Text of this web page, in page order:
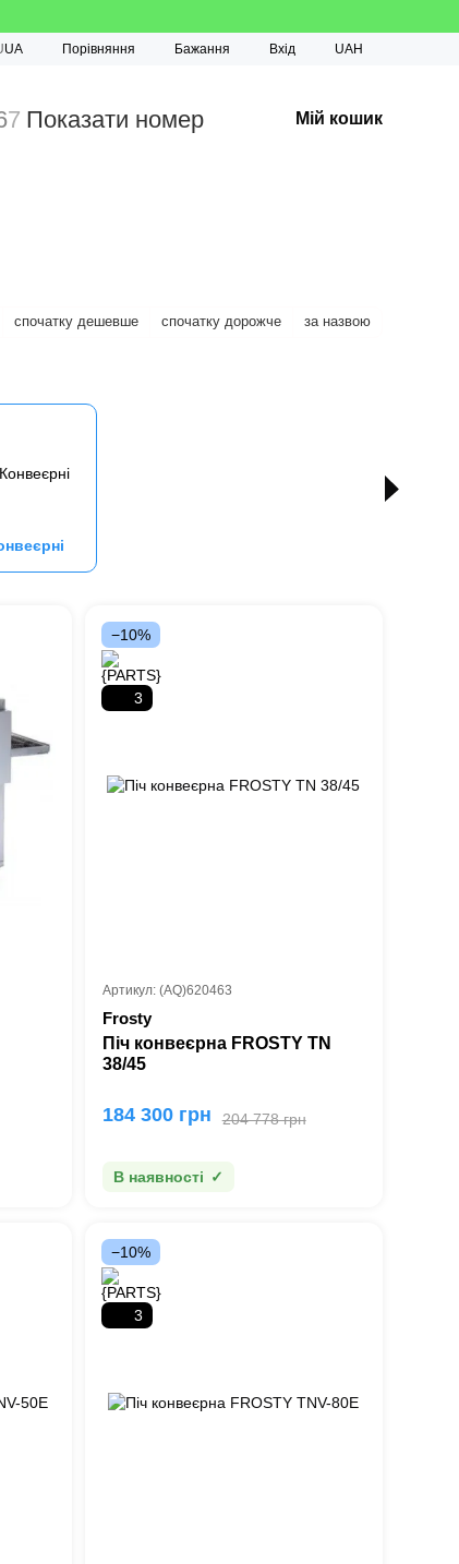
UA Порівняння Бажання Вхід UAH
7 Показати номер Мій кошик
спочатку дешевше спочатку дорожче за назвою
−10%
3
Артикул: (AQ)620463
Frosty
Піч конвеєрна FROSTY TN
38/45
204 778 грн
184 300 грн
В наявності
−10%
3